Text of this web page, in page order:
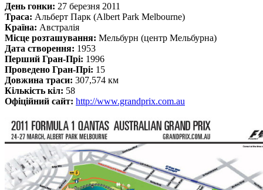
День гонки: 27 березня 2011
Траса: Альберт Парк (Albert Park Melbourne)
Країна: Авcтралія
Місце розташування: Мельбурн (центр Мельбурна)
Дата створення: 1953
Перший Гран-Прі: 1996
Проведено Гран-Прі: 15
Довжина траси: 307,574 км
Кількість кіл: 58
Офіційний сайт: http://www.grandprix.com.au